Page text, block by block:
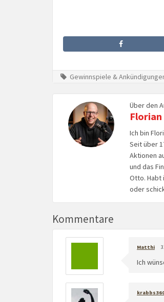
Gewinnspiele &
Über den
Ich bin
Seit über
Aktionen
und das
Otto. Habt
oder
Kommentare
Matthi
Ich